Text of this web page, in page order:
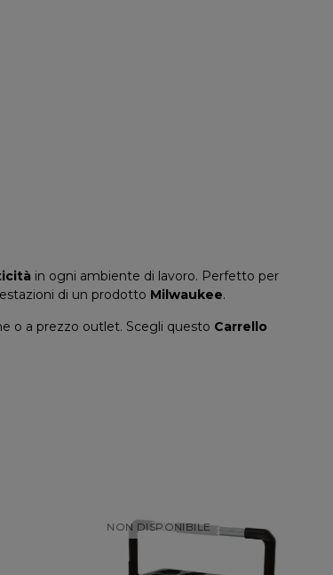
in ogni ambiente di lavoro. Perfetto per
di un prodotto Milwaukee.
o a prezzo outlet. Scegli questo Carrello